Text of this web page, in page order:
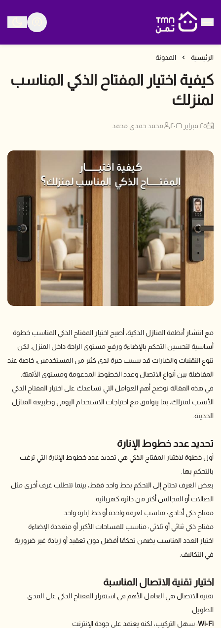
متجر تمن
الرئيسية المدونة
كيفية اختيار المفتاح الذكي المناسب
لمنزلك
٢٥ فبراير ٢٠٢٦ محمد حمدي محمد
مع انتشار أنظمة المنازل الذكية، أصبح اختيار المفتاح الذكي المناسب خطوة
أساسية لتحسين التحكم بالإضاءة ورفع مستوى الراحة داخل المنزل. لكن
تنوع التقنيات والخيارات قد يسبب حيرة لدى كثير من المستخدمين، خاصة عند
المفاضلة بين أنواع الاتصال وعدد الخطوط المدعومة ومستوى الأتمتة.
في هذه المقالة نوضح أهم العوامل التي تساعدك على اختيار المفتاح الذكي
الأنسب لمنزلك، بما يتوافق مع احتياجات الاستخدام اليومي وطبيعة المنازل
الحديثة.
تحديد عدد خطوط الإنارة
أول خطوة لاختيار المفتاح الذكي هي تحديد عدد خطوط الإنارة التي ترغب
بالتحكم بها.
بعض الغرف تحتاج إلى التحكم بخط واحد فقط، بينما تتطلب غرف أخرى مثل
الصالات أو المجالس أكثر من دائرة كهربائية.
مفتاح ذكي أحادي: مناسب لغرفة واحدة أو خط إنارة واحد
مفتاح ذكي ثنائي أو ثلاثي: مناسب للمساحات الأكبر أو متعددة الإضاءة
اختيار العدد المناسب يضمن تحكمًا أفضل دون تعقيد أو زيادة غير ضرورية
في التكاليف.
اختيار تقنية الاتصال المناسبة
تقنية الاتصال هي العامل الأهم في استقرار المفتاح الذكي على المدى
الطويل.
Wi-Fi: سهل التركيب، لكنه يعتمد على جودة الإنترنت